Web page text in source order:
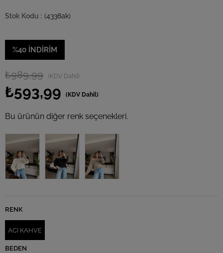
(4338ak)
%40 İNDIRIM
₺989,99 (KDV Dahil)
₺593,99 (KDV Dahil)
Bu ürünün diğer renk seçenekleri.
Tükendi Tükendi Tükendi
RENK
ACI KAHVE
BEDEN